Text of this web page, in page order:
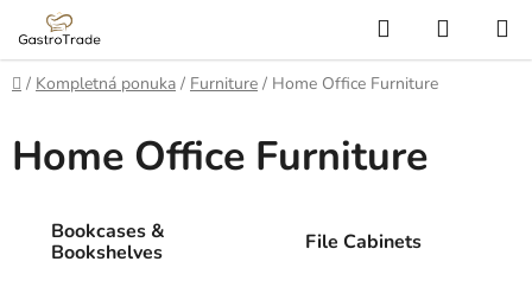
Prejsť
obsah
Hľadať
KOŠÍK
Domov
/ Kompletná ponuka / Furniture / Home Office Furniture
Home Office Furniture
Bookcases &
Bookshelves
File Cabinets